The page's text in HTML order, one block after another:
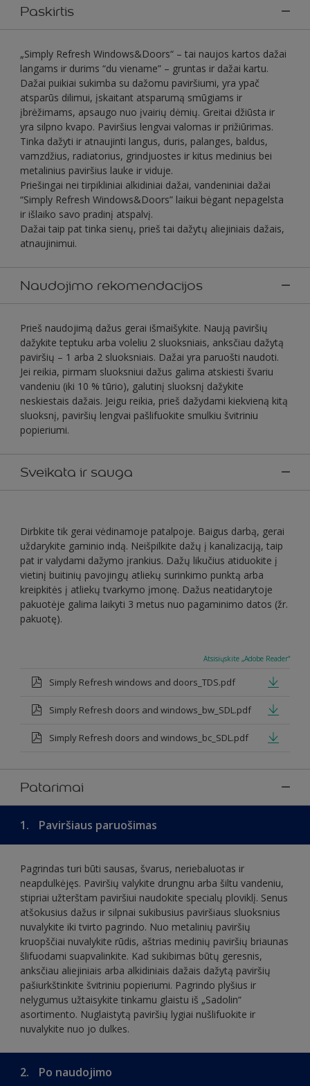
Paskirtis
„Simply Refresh Windows&Doors“ – tai naujos kartos dažai
langams ir durims “du viename” – gruntas ir dažai kartu.
Dažai puikiai sukimba su dažomu paviršiumi, yra ypač
atsparūs dilimui, įskaitant atsparumą smūgiams ir
įbrėžimams, apsaugo nuo įvairių dėmių. Greitai džiūsta ir
yra silpno kvapo. Paviršius lengvai valomas ir prižiūrimas.
Tinka dažyti ir atnaujinti langus, duris, palanges, baldus,
vamzdžius, radiatorius, grindjuostes ir kitus medinius bei
metalinius paviršius lauke ir viduje.
Priešingai nei tirpikliniai alkidiniai dažai, vandeniniai dažai
“Simply Refresh Windows&Doors” laikui bėgant nepagelsta
ir išlaiko savo pradinį atspalvį.
Dažai taip pat tinka sienų, prieš tai dažytų aliejiniais dažais,
atnaujinimui.
Naudojimo rekomendacijos
Prieš naudojimą dažus gerai išmaišykite. Naują paviršių
dažykite teptuku arba voleliu 2 sluoksniais, anksčiau dažytą
paviršių – 1 arba 2 sluoksniais. Dažai yra paruošti naudoti.
Jei reikia, pirmam sluoksniui dažus galima atskiesti švariu
vandeniu (iki 10 % tūrio), galutinį sluoksnį dažykite
neskiestais dažais. Jeigu reikia, prieš dažydami kiekvieną kitą
sluoksnį, paviršių lengvai pašlifuokite smulkiu švitriniu
popieriumi.
Sveikata ir sauga
Dirbkite tik gerai vėdinamoje patalpoje. Baigus darbą, gerai
uždarykite gaminio indą. Neišpilkite dažų į kanalizaciją, taip
pat ir valydami dažymo įrankius. Dažų likučius atiduokite į
vietinį buitinių pavojingų atliekų surinkimo punktą arba
kreipkitės į atliekų tvarkymo įmonę. Dažus neatidarytoje
pakuotėje galima laikyti 3 metus nuo pagaminimo datos (žr.
pakuotę).
Atsisiųskite „Adobe Reader“
Simply Refresh windows and doors_TDS.pdf
Simply Refresh doors and windows_bw_SDL.pdf
Simply Refresh doors and windows_bc_SDL.pdf
Patarimai
1. Paviršiaus paruošimas
Pagrindas turi būti sausas, švarus, neriebaluotas ir
neapdulkėjęs. Paviršių valykite drungnu arba šiltu vandeniu,
stipriai užterštam paviršiui naudokite specialų ploviklį. Senus
atšokusius dažus ir silpnai sukibusius paviršiaus sluoksnius
nuvalykite iki tvirto pagrindo. Nuo metalinių paviršių
kruopščiai nuvalykite rūdis, aštrias medinių paviršių briaunas
šlifuodami suapvalinkite. Kad sukibimas būtų geresnis,
anksčiau aliejiniais arba alkidiniais dažais dažytą paviršių
pašiurkštinkite švitriniu popieriumi. Pagrindo plyšius ir
nelygumus užtaisykite tinkamu glaistu iš „Sadolin“
asortimento. Nuglaistytą paviršių lygiai nušlifuokite ir
nuvalykite nuo jo dulkes.
2. Po naudojimo